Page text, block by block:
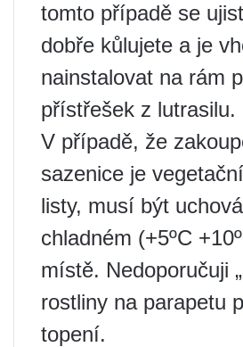
tomto případě se
dobře kůlujete a je
nainstalovat na rám
přístřešek z lutrasilu.
V případě, že
sazenice je
listy, musí být
chladném (+5ºС
místě. Nedoporučuji
rostliny na parapetu
topení.